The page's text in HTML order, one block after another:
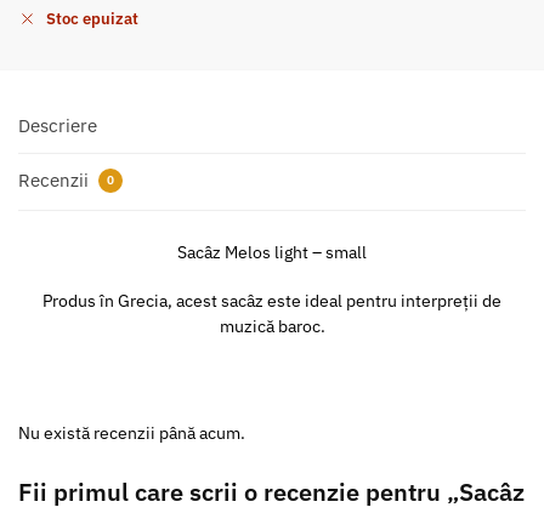
Stoc epuizat
Descriere
Recenzii 0
Sacâz Melos light – small
Produs în Grecia, acest sacâz este ideal pentru interpreții de
muzică baroc.
Nu există recenzii până acum.
Fii primul care scrii o recenzie pentru „Sacâz